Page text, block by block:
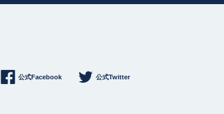
公式Facebook 公式Twitter